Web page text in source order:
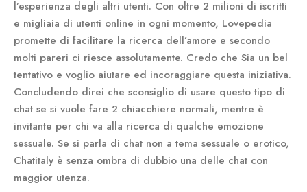
l’esperienza degli altri utenti. Con oltre 2 milioni di iscritti
e migliaia di utenti online in ogni momento, Lovepedia
promette di facilitare la ricerca dell’amore e secondo
molti pareri ci riesce assolutamente. Credo che Sia un bel
tentativo e voglio aiutare ed incoraggiare questa iniziativa.
Concludendo direi che sconsiglio di usare questo tipo di
chat se si vuole fare 2 chiacchiere normali, mentre è
invitante per chi va alla ricerca di qualche emozione
sessuale. Se si parla di chat non a tema sessuale o erotico,
Chatitaly è senza ombra di dubbio una delle chat con
maggior utenza.